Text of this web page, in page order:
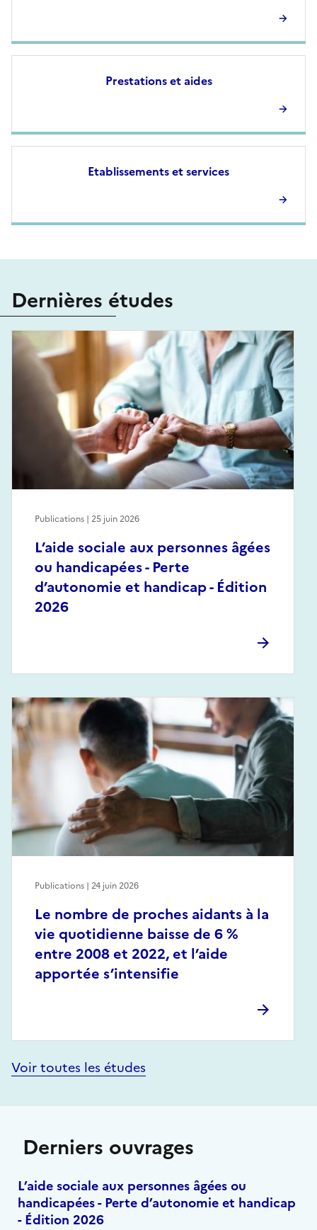
Prestations et aides
Etablissements et services
Dernières études
L’aide sociale aux personnes âgées
ou handicapées - Perte
d’autonomie et handicap - Édition
2026
Publications | 25 juin 2026
Le nombre de proches aidants à la
vie quotidienne baisse de 6 %
entre 2008 et 2022, et l’aide
apportée s’intensifie
Publications | 24 juin 2026
Voir toutes les études
Derniers ouvrages
L’aide sociale aux personnes âgées ou
handicapées - Perte d’autonomie et handicap
- Édition 2026